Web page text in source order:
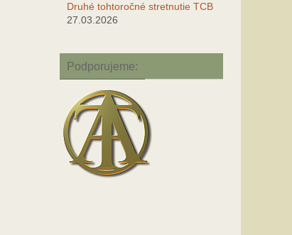
Druhé tohtoročné stretnutie TCB
27.03.2026
Podporujeme: